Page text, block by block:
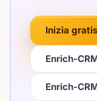
Inizia
Enrich-
Enrich-